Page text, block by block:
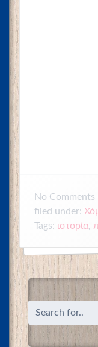
No Comments
filed under:
Tags: ιστορία,